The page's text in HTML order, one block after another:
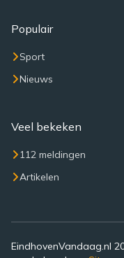
Populair
Sport
Nieuws
Veel bekeken
112 meldingen
Artikelen
EindhovenVandaag.nl